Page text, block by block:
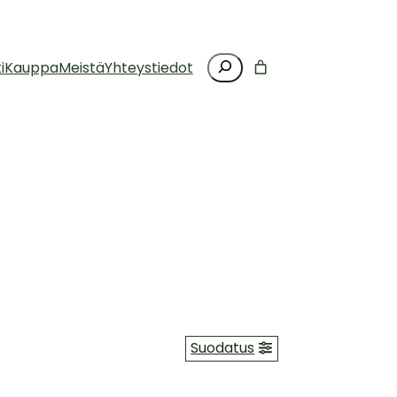
KauppaMeistäYhteystiedot Haku
Suodatus